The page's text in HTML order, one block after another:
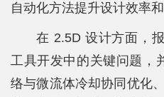
地
自动化方法提升设计效率和
在 2.5D 设计方面，
工具开发中的关键问题，
络与微流体冷却协同优化